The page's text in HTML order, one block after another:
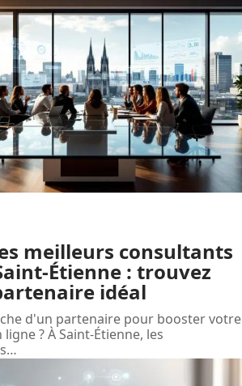
meilleurs consultants
Étienne : trouvez
idéal
d'un partenaire pour booster votre
? À Saint-Étienne, les
…